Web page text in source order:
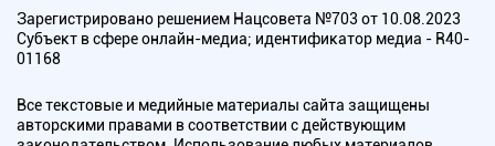
Зарегистрировано решением Нацсовета №703 от 10.08.2023
Субъект в сфере онлайн-медиа; идентификатор медиа - R40-
01168
Все текстовые и медийные материалы сайта защищены
авторскими правами в соответствии с действующим